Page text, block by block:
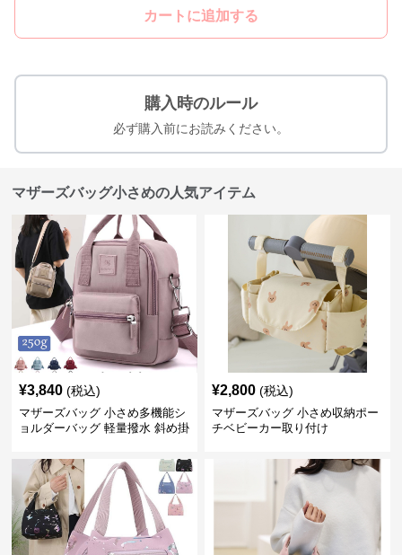
カートに追加する
購入時のルール
必ず購入前にお読みください。
マザーズバッグ小さめの人気アイテム
¥3,840 (税込)
マザーズバッグ 小さめ多機能シ
ョルダーバッグ 軽量撥水 斜め掛
¥2,800 (税込)
マザーズバッグ 小さめ収納ポー
チベビーカー取り付け